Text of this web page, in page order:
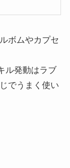
ボムやカプセ
ル発動はラブ
でうまく使い